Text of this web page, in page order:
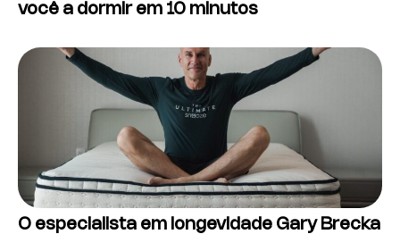
você a dormir em 10 minutos
O especialista em longevidade Gary Brecka